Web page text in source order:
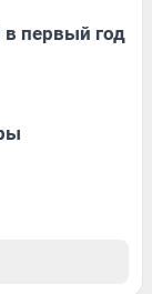
первый год